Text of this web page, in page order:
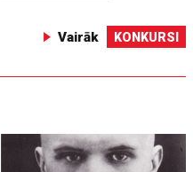
Vairāk KONKURSI